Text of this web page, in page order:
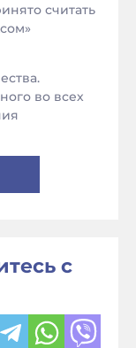
считать
во всех
с